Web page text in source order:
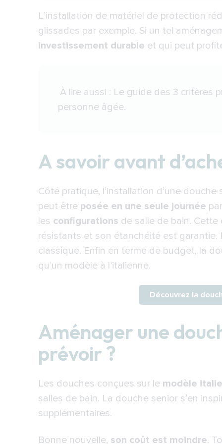
L’installation de matériel de protection
glissades par exemple. Si un tel
investissement durable et qui peut
À lire aussi : Le guide des 3 critères
personne âgée.
A savoir avant
Côté pratique, l’installation d’une douche
peut être posée en une seule journée
les configurations de salle de bain. Cette
résistants et son étanchéité est garantie.
classique. Enfin en terme de budget, la
qu’un modèle à l’italienne.
Découvrez la
Aménager une
prévoir ?
Les douches conçues sur le modèle
salles de bain. La douche senior s’en
supplémentaires.
Bonne nouvelle, son coût est moindre.